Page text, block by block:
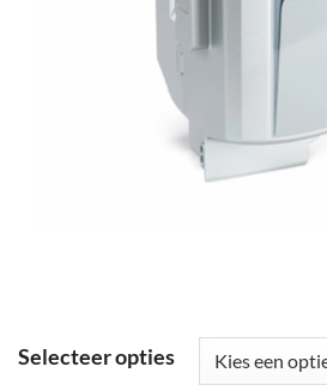
Selecteer opties